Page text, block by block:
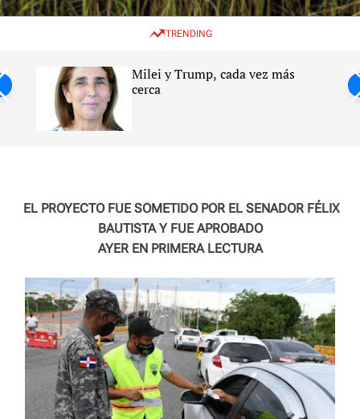
w
c
e
e
TRENDING
Milei y Trump, cada vez más
cerca
EL PROYECTO FUE SOMETIDO POR EL SENADOR FÉLIX
BAUTISTA Y FUE APROBADO
AYER EN PRIMERA LECTURA